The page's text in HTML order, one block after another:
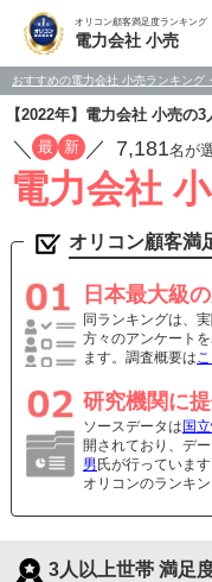
オリコン顧客満足度ランキング
電力会社 小売
おすすめの電力会社 小売ランキング
【2022年】電力会社 小売の
／ 最 新 ／ 7,181名が
電力会社
オリコン顧客満
日本最大級
同ランキングは、
方々のアンケート
ます。調査概要は
研究機関に
ソースデータは 国
開されており、デ
男 氏が行っています
オリコンのランキ
3人以上世帯 満足